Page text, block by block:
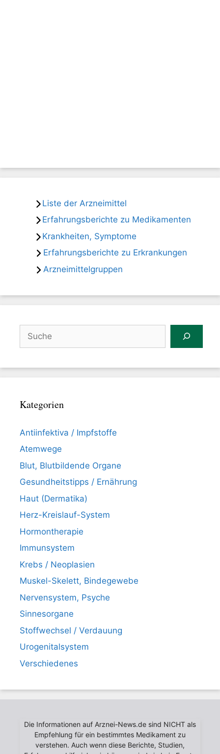
Liste der Arzneimittel
Erfahrungsberichte zu Medikamenten
Krankheiten, Symptome
Erfahrungsberichte zu Erkrankungen
Arzneimittelgruppen
Kategorien
Antiinfektiva / Impfstoffe
Atemwege
Blut, Blutbildende Organe
Gesundheitstipps / Ernährung
Haut (Dermatika)
Herz-Kreislauf-System
Hormontherapie
Immunsystem
Krebs / Neoplasien
Muskel-Skelett, Bindegewebe
Nervensystem, Psyche
Sinnesorgane
Stoffwechsel / Verdauung
Urogenitalsystem
Verschiedenes
Die Informationen auf Arznei-News.de sind NICHT als
Empfehlung für ein bestimmtes Medikament zu
verstehen. Auch wenn diese Berichte, Studien,